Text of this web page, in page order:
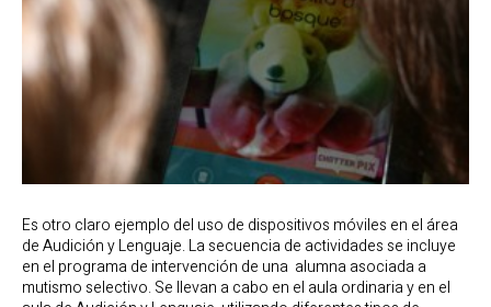
Es otro claro ejemplo del uso de dispositivos móviles en el área
de Audición y Lenguaje. La secuencia de actividades se incluye
en el programa de intervención de una alumna asociada a
mutismo selectivo. Se llevan a cabo en el aula ordinaria y en el